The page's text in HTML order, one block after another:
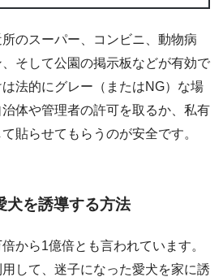
のスーパー、コンビニ、動物病
そして公園の掲示板などが有効で
法的にグレー（またはNG）な場
体や管理者の許可を取るか、私有
貼らせてもらうのが安全です。
犬を誘導する方法
から1億倍とも言われています。
して、迷子になった愛犬を家に誘